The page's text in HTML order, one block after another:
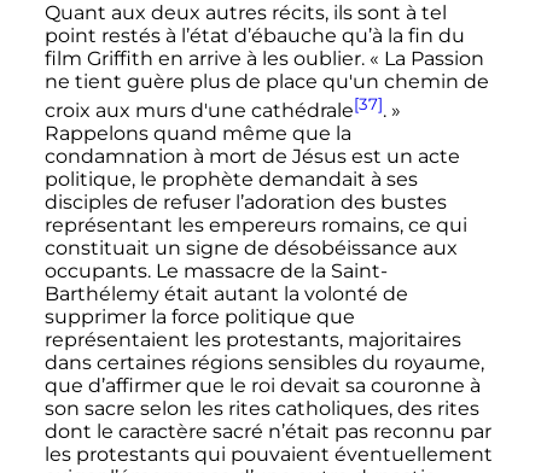
Quant aux deux autres récits, ils sont à tel
point restés à l’état d’ébauche qu’à la fin du
film Griffith en arrive à les oublier. « La Passion
ne tient guère plus de place qu'un chemin de
croix aux murs d'une cathédrale[37]. »
Rappelons quand même que la
condamnation à mort de Jésus est un acte
politique, le prophète demandait à ses
disciples de refuser l’adoration des bustes
représentant les empereurs romains, ce qui
constituait un signe de désobéissance aux
occupants. Le massacre de la Saint-
Barthélemy était autant la volonté de
supprimer la force politique que
représentaient les protestants, majoritaires
dans certaines régions sensibles du royaume,
que d’affirmer que le roi devait sa couronne à
son sacre selon les rites catholiques, des rites
dont le caractère sacré n’était pas reconnu par
les protestants qui pouvaient éventuellement